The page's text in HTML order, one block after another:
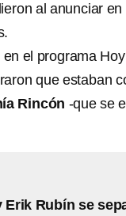
al anunciar
el programa
que estaban
Rincón -que se
Rubín se